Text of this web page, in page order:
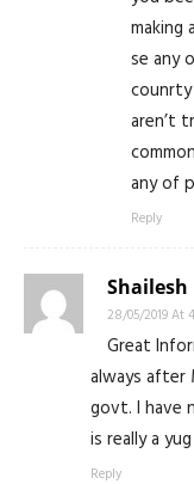
making
se any
aren’t
any of
Reply
Shailesh
28/05/2019 At
Great
always after
govt. I have
is really a
Reply